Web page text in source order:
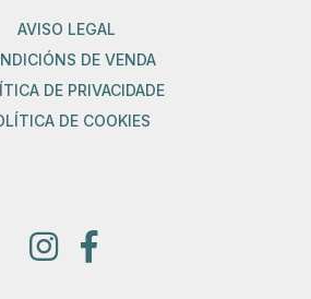
AVISO LEGAL
DE VENDA
DE PRIVACIDADE
DE COOKIES